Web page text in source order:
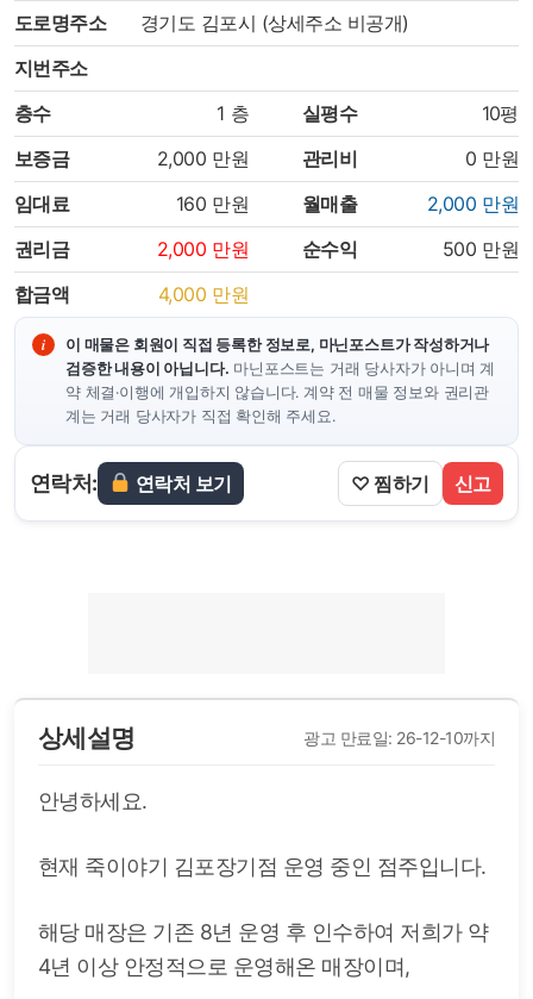
도로명주소
경기도 김포시 (상세주소 비공개)
지번주소
층수
1 층 실평수
10평
보증금
2,000 만원 관리비 0 만원
임대료
160 만원 월매출 2,000 만원
권리금
2,000 만원 순수익 500 만원
합금액
4,000 만원
이 매물은 회원이 직접 등록한 정보로, 마닌포스트가 작성하거나
검증한 내용이 아닙니다. 마닌포스트는 거래 당사자가 아니며 계
약 체결·이행에 개입하지 않습니다. 계약 전 매물 정보와 권리관
계는 거래 당사자가 직접 확인해 주세요.
연락처: 연락처 보기 ♡ 찜하기 신고
상세설명 광고 만료일: 26-12-10까지
안녕하세요.
현재 죽이야기 김포장기점 운영 중인 점주입니다.
해당 매장은 기존 8년 운영 후 인수하여 저희가 약
4년 이상 안정적으로 운영해온 매장이며,